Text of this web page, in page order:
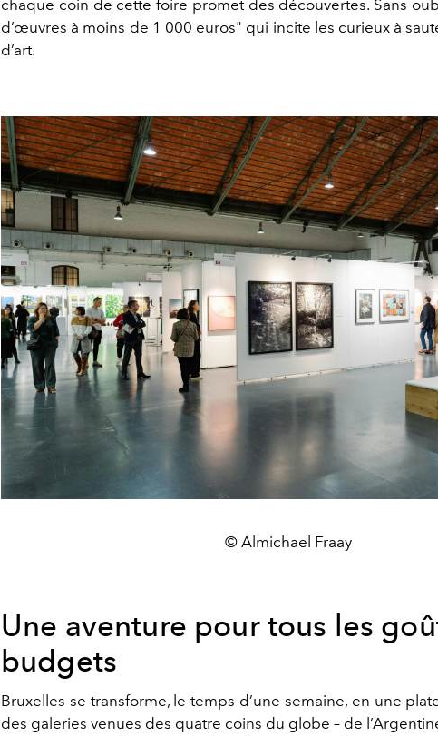
chaque coin de cette foire promet des découvertes. Sans
d’œuvres à moins de 1 000 euros" qui incite les curieux à
d’art.
© Almichael Fraay
Une aventure pour tous les
budgets
Bruxelles se transforme, le temps d’une semaine, en une
des galeries venues des quatre coins du globe – de